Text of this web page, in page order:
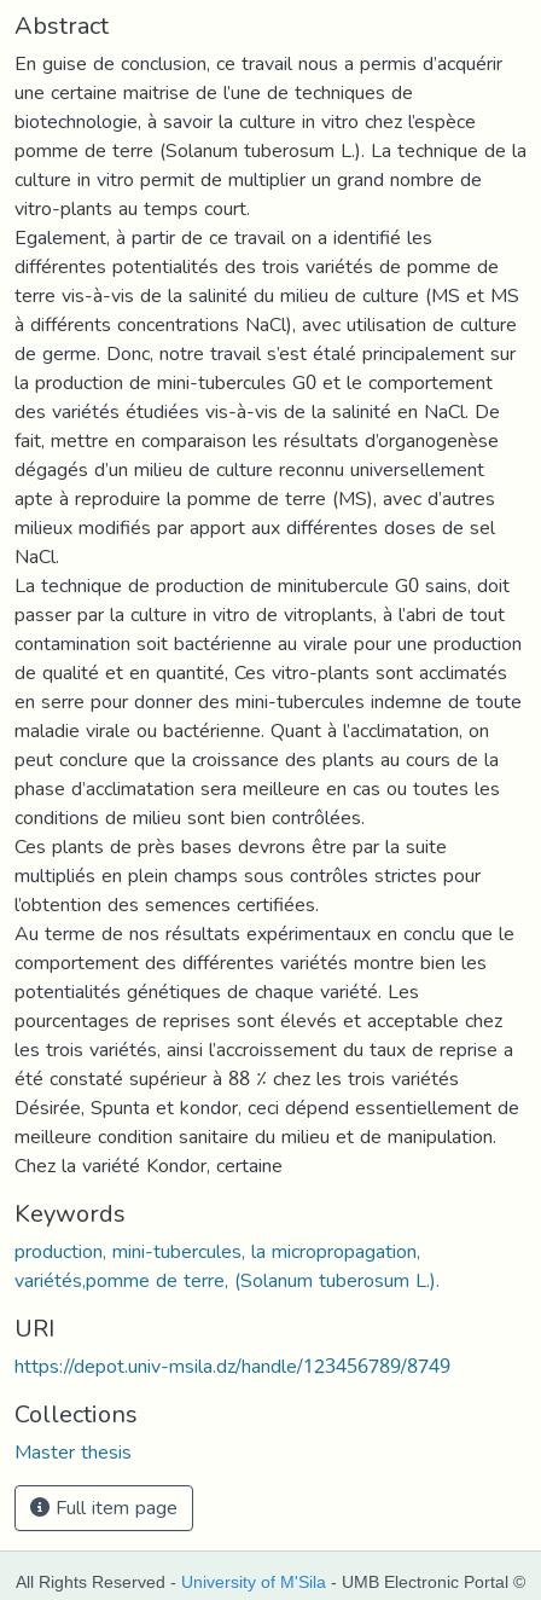
Abstract
En guise de conclusion, ce travail nous a permis d’acquérir
une certaine maitrise de l’une de techniques de
biotechnologie, à savoir la culture in vitro chez l’espèce
pomme de terre (Solanum tuberosum L.). La technique de la
culture in vitro permit de multiplier un grand nombre de
vitro-plants au temps court.
Egalement, à partir de ce travail on a identifié les
différentes potentialités des trois variétés de pomme de
terre vis-à-vis de la salinité du milieu de culture (MS et MS
à différents concentrations NaCl), avec utilisation de culture
de germe. Donc, notre travail s’est étalé principalement sur
la production de mini-tubercules G0 et le comportement
des variétés étudiées vis-à-vis de la salinité en NaCl. De
fait, mettre en comparaison les résultats d’organogenèse
dégagés d’un milieu de culture reconnu universellement
apte à reproduire la pomme de terre (MS), avec d’autres
milieux modifiés par apport aux différentes doses de sel
NaCl.
La technique de production de minitubercule G0 sains, doit
passer par la culture in vitro de vitroplants, à l’abri de tout
contamination soit bactérienne au virale pour une production
de qualité et en quantité, Ces vitro-plants sont acclimatés
en serre pour donner des mini-tubercules indemne de toute
maladie virale ou bactérienne. Quant à l’acclimatation, on
peut conclure que la croissance des plants au cours de la
phase d’acclimatation sera meilleure en cas ou toutes les
conditions de milieu sont bien contrôlées.
Ces plants de près bases devrons être par la suite
multipliés en plein champs sous contrôles strictes pour
l’obtention des semences certifiées.
Au terme de nos résultats expérimentaux en conclu que le
comportement des différentes variétés montre bien les
potentialités génétiques de chaque variété. Les
pourcentages de reprises sont élevés et acceptable chez
les trois variétés, ainsi l’accroissement du taux de reprise a
été constaté supérieur à 88 ٪ chez les trois variétés
Désirée, Spunta et kondor, ceci dépend essentiellement de
meilleure condition sanitaire du milieu et de manipulation.
Chez la variété Kondor, certaine
Keywords
production, mini-tubercules, la micropropagation,
variétés,pomme de terre, (Solanum tuberosum L.).
URI
https://depot.univ-msila.dz/handle/123456789/8749
Collections
Master thesis
Full item page
All Rights Reserved - University of M'Sila - UMB Electronic Portal ©